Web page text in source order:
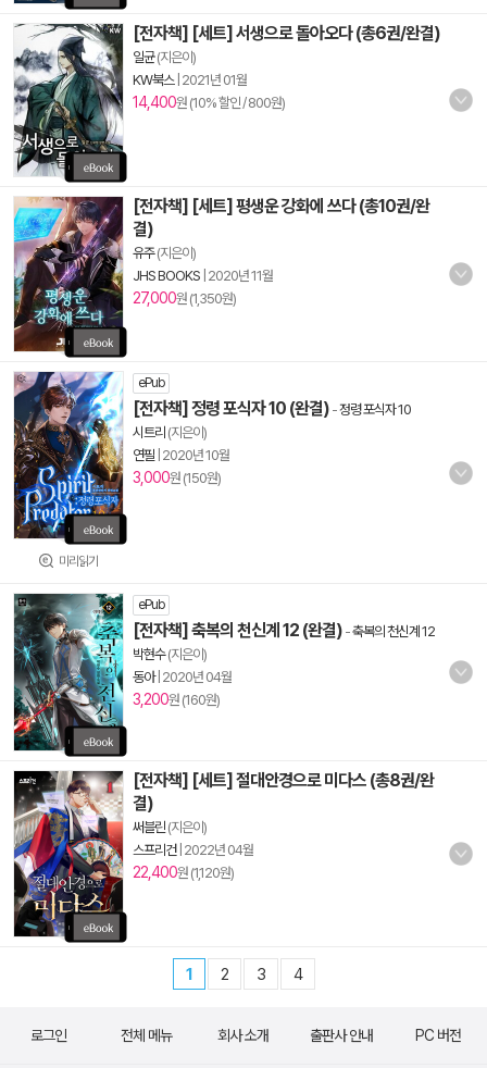
[전자책] [세트] 서생으로 돌아오다 (총6권/완결)
일균(지은이)
KW북스| 2021년 01월
14,400원 (10% 할인 / 800원)
[전자책] [세트] 평생운 강화에 쓰다 (총10권/완
결)
유주(지은이)
JHS BOOKS 2020년 11월
27,000원 (1,350원)
미리읽기
ePub
[전자책] 정령 포식자 10 (완결) -정령 포식자 10
시트리 (지은이)
연필 2020년 10월
3,000원 (150원)
ePub
[전자책] 축복의 천신계 12 (완결) -축복의 천신계 12
박현수(지은이)
동아| 2020년 04월
3,200원 (160원)
[전자책] [세트] 절대안경으로 미다스 (총8권/완
결)
써블린 (지은이)
스프리건| 2022년 04월
22,400원 (1,120원)
1 2 3 4
로그인 전체 메뉴 회사 소개 출판사 안내 PC 버전